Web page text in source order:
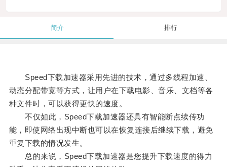
简介 排行
Speed下载加速器采用先进的技术，通过多线程加速、
动态分配带宽等方式，让用户在下载电影、音乐、文档等各
种文件时，可以获得更快的速度。
不仅如此，Speed下载加速器还具有智能断点续传功
能，即使网络出现中断也可以在恢复连接后继续下载，避免
重复下载的情况发生。
总的来说，Speed下载加速器是您提升下载速度的得力